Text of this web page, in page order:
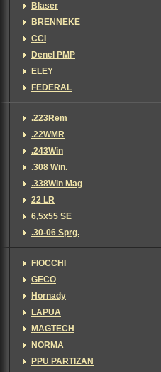
Blaser
BRENNEKE
CCI
Denel PMP
ELEY
FEDERAL
.223Rem
.22WMR
.243Win
.308 Win.
.338Win Mag
22 LR
6,5х55 SE
.30-06 Sprg.
FIOCCHI
GECO
Hornady
LAPUA
MAGTECH
NORMA
PPU PARTIZAN